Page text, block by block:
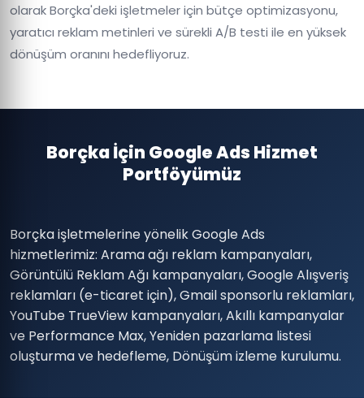
olarak Borçka'deki işletmeler için bütçe optimizasyonu,
yaratıcı reklam metinleri ve sürekli A/B testi ile en yüksek
dönüşüm oranını hedefliyoruz.
Borçka İçin Google Ads Hizmet
Portföyümüz
Borçka işletmelerine yönelik Google Ads
hizmetlerimiz: Arama ağı reklam kampanyaları,
Görüntülü Reklam Ağı kampanyaları, Google Alışveriş
reklamları (e-ticaret için), Gmail sponsorlu reklamları,
YouTube TrueView kampanyaları, Akıllı kampanyalar
ve Performance Max, Yeniden pazarlama listesi
oluşturma ve hedefleme, Dönüşüm izleme kurulumu.